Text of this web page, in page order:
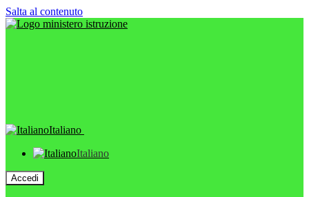
Salta al contenuto
Italiano
Italiano
Accedi